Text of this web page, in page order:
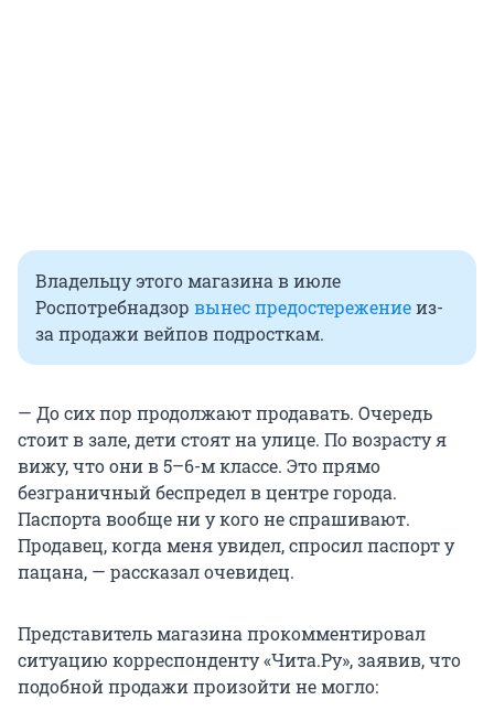
Владельцу этого магазина в июле
Роспотребнадзор вынес предостережениеиз-
за продажи вейпов подросткам.
— До сих пор продолжают продавать. Очередь
стоит в зале, дети стоят на улице. По возрасту я
вижу, что они в 5–6-м классе. Это прямо
безграничный беспредел в центре города.
Паспорта вообще ни у кого не спрашивают.
Продавец, когда меня увидел, спросил паспорт у
пацана, — рассказал очевидец.
Представитель магазина прокомментировал
ситуацию корреспонденту «Чита.Ру», заявив, что
подобной продажи произойти не могло: